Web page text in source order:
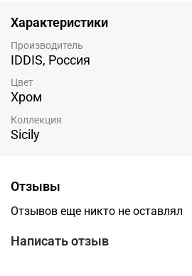
Характеристики
Производитель
IDDIS, Россия
Цвет
Хром
Коллекция
Sicily
Отзывы
Отзывов еще никто не оставлял
Написать отзыв